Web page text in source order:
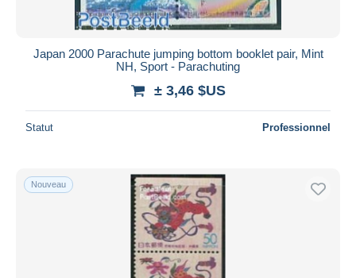
Japan 2000 Parachute jumping bottom booklet pair, Mint
NH, Sport - Parachuting
± 3,46 $US
Statut Professionnel
Nouveau